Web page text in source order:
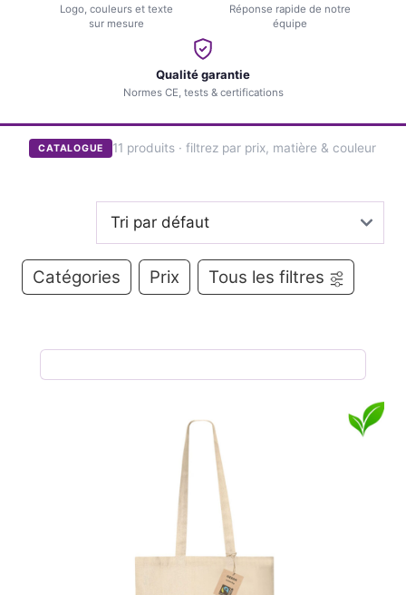
Logo, couleurs et texte
sur mesure
Réponse rapide de notre
équipe
Qualité garantie
Normes CE, tests & certifications
CATALOGUE 11 produits · filtrez par prix, matière & couleur
Catégories Prix Tous les filtres